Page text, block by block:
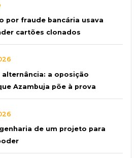
por fraude bancária usava
cartões clonados
a oposição
Azambuja põe à prova
de um projeto para